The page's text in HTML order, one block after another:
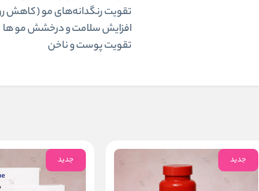
تقویت رنگدانه‌های مو ( کاهش
افزایش سلامت و درخشش مو ها
تقویت پوست و ناخن
جدید جدید